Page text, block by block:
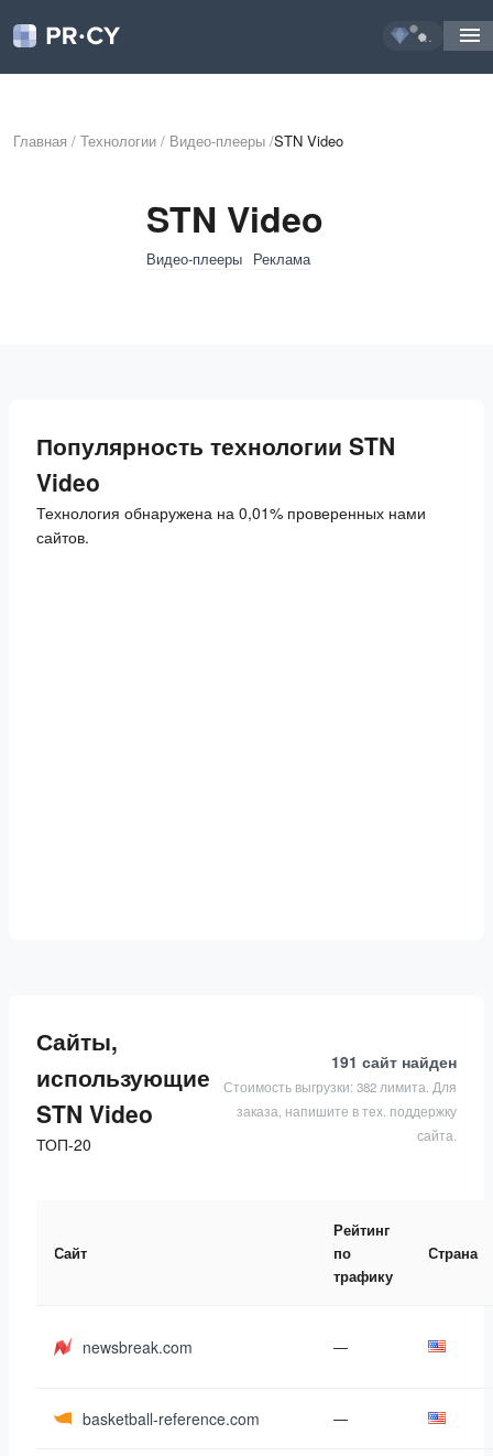
...
Главная / Технологии / Видео-плееры /STN Video
STN Video
Видео-плееры Реклама
Популярность технологии STN
Video
Технология обнаружена на 0,01% проверенных нами
сайтов.
Сайты,
использующие
STN Video
ТОП-20
191 сайт найден
Стоимость выгрузки: 382 лимита. Для
заказа, напишите в тех. поддержку
сайта.
Сайт
Рейтинг
по
трафику
Страна
newsbreak.com —
basketball-reference.com —